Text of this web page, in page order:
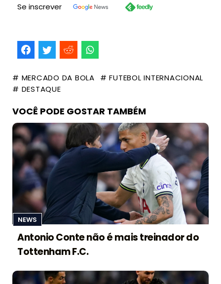
Se inscrever
# MERCADO DA BOLA
# FUTEBOL INTERNACIONAL
# DESTAQUE
VOCÊ PODE GOSTAR TAMBÉM
NEWS
Antonio Conte não é mais treinador do
Tottenham F.C.